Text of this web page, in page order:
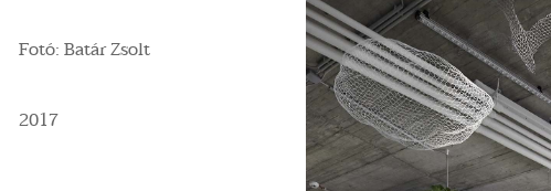
Fotó: Batár Zsolt
2017